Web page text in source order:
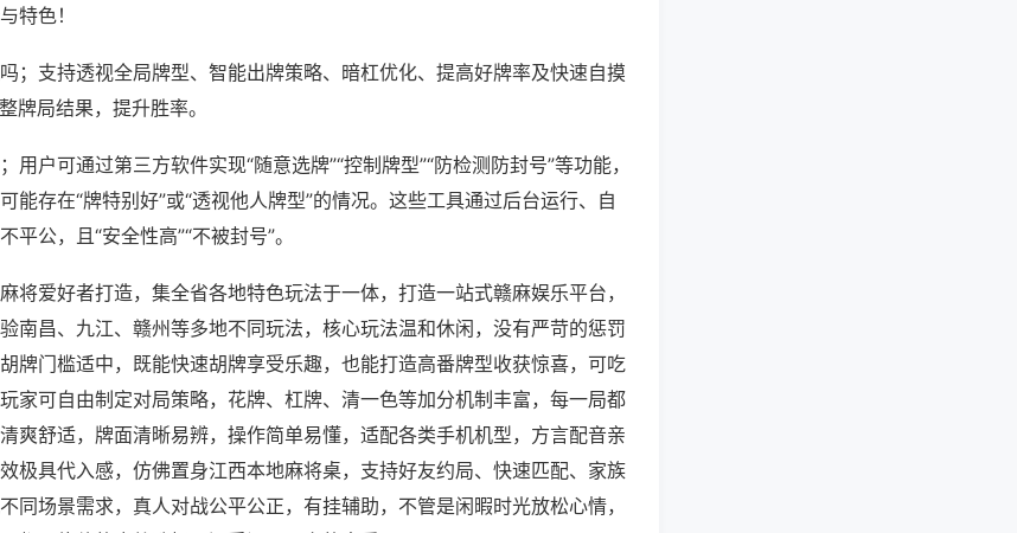
特色！
；支持透视全局牌型、智能出牌策略、暗杠优化、提高好牌率及快速自摸
牌局结果，提升胜率。
用户可通过第三方软件实现“随意选牌”“控制牌型”“防检测防封号”等功能，
能存在“牌特别好”或“透视他人牌型”的情况。这些工具通过后台运行、自
公，且“安全性高”“不被封号”。
将爱好者打造，集全省各地特色玩法于一体，打造一站式赣麻娱乐平台，
南昌、九江、赣州等多地不同玩法，核心玩法温和休闲，没有严苛的惩罚
牌门槛适中，既能快速胡牌享受乐趣，也能打造高番牌型收获惊喜，可吃
家可自由制定对局策略，花牌、杠牌、清一色等加分机制丰富，每一局都
爽舒适，牌面清晰易辨，操作简单易懂，适配各类手机机型，方言配音亲
极具代入感，仿佛置身江西本地麻将桌，支持好友约局、快速匹配、家族
同场景需求，真人对战公平公正，有挂辅助，不管是闲暇时光放松心情，